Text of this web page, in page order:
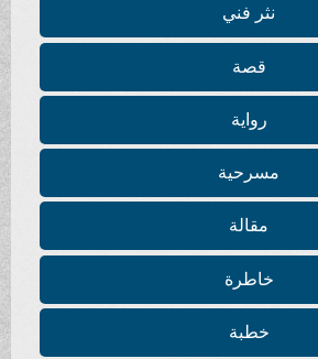
نثر فني
قصة
رواية
مسرحية
مقالة
خاطرة
خطبة